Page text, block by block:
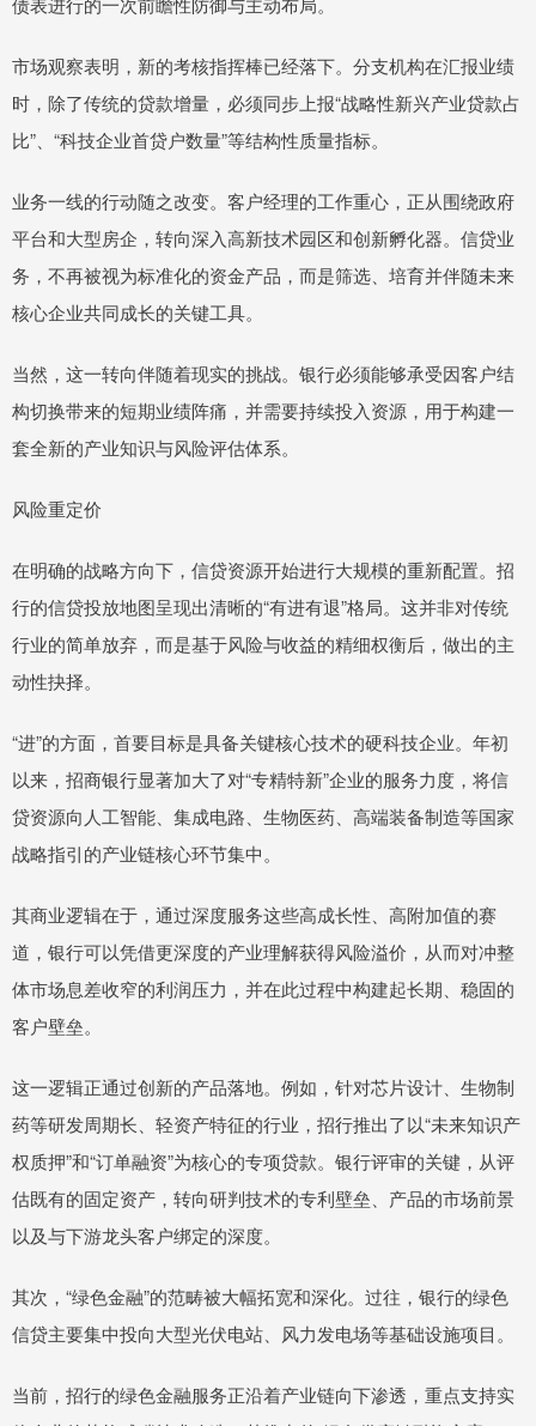
市场观察表明，新的考核指挥棒已经落下。分支机构在汇报业绩
时，除了传统的贷款增量，必须同步上报“战略性新兴产业贷款占
比”、“科技企业首贷户数量”等结构性质量指标。
业务一线的行动随之改变。客户经理的工作重心，正从围绕政府
平台和大型房企，转向深入高新技术园区和创新孵化器。信贷业
务，不再被视为标准化的资金产品，而是筛选、培育并伴随未来
核心企业共同成长的关键工具。
当然，这一转向伴随着现实的挑战。银行必须能够承受因客户结
构切换带来的短期业绩阵痛，并需要持续投入资源，用于构建一
套全新的产业知识与风险评估体系。
风险重定价
在明确的战略方向下，信贷资源开始进行大规模的重新配置。招
行的信贷投放地图呈现出清晰的“有进有退”格局。这并非对传统
行业的简单放弃，而是基于风险与收益的精细权衡后，做出的主
动性抉择。
“进”的方面，首要目标是具备关键核心技术的硬科技企业。年初
以来，招商银行显著加大了对“专精特新”企业的服务力度，将信
贷资源向人工智能、集成电路、生物医药、高端装备制造等国家
战略指引的产业链核心环节集中。
其商业逻辑在于，通过深度服务这些高成长性、高附加值的赛
道，银行可以凭借更深度的产业理解获得风险溢价，从而对冲整
体市场息差收窄的利润压力，并在此过程中构建起长期、稳固的
客户壁垒。
这一逻辑正通过创新的产品落地。例如，针对芯片设计、生物制
药等研发周期长、轻资产特征的行业，招行推出了以“未来知识产
权质押”和“订单融资”为核心的专项贷款。银行评审的关键，从评
估既有的固定资产，转向研判技术的专利壁垒、产品的市场前景
以及与下游龙头客户绑定的深度。
其次，“绿色金融”的范畴被大幅拓宽和深化。过往，银行的绿色
信贷主要集中投向大型光伏电站、风力发电场等基础设施项目。
当前，招行的绿色金融服务正沿着产业链向下渗透，重点支持实